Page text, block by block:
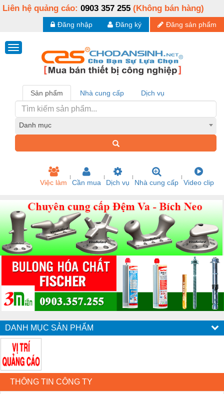
Liên hệ quảng cáo: 0903 357 255 (Không bán hàng)
Đăng sản phẩm
Đăng ký
Đăng nhập
Sản phẩm Nhà cung cấp Dịch vụ
Danh mục
Việc làm Cần mua Dịch vụ Nhà cung cấp Video clip
DANH MỤC SẢN PHẨM
THÔNG TIN CÔNG TY